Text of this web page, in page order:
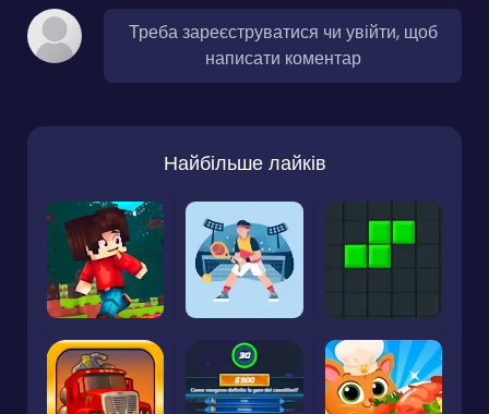
Треба зареєструватися чи увійти, щоб
написати коментар
Найбільше лайків